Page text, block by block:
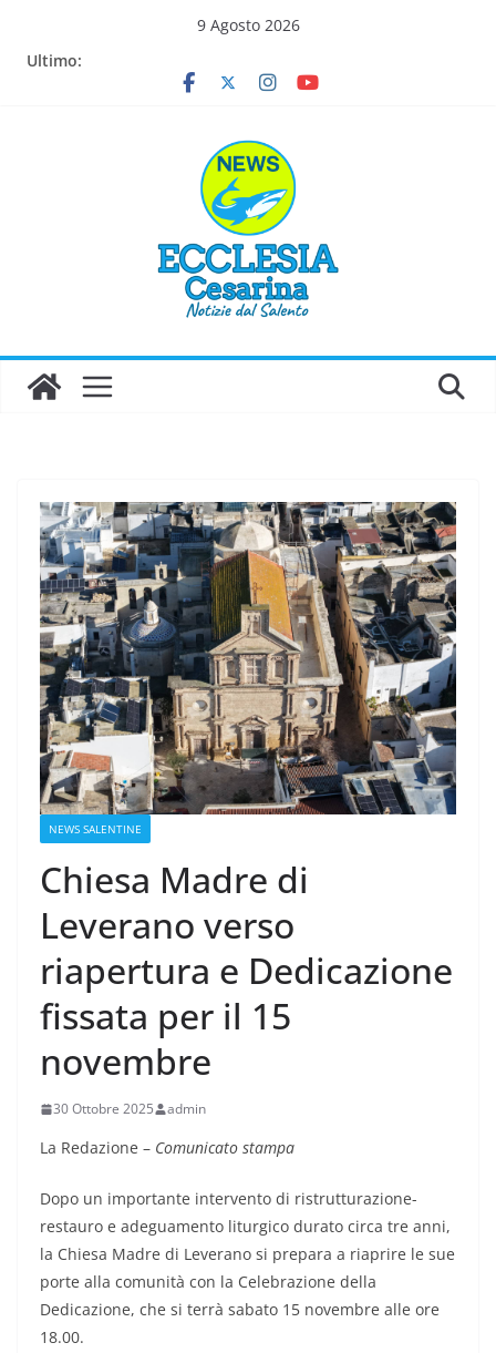
9 Agosto 2026
Ultimo:
NEWS SALENTINE
Chiesa Madre di
Leverano verso
riapertura e Dedicazione
fissata per il 15
novembre
30 Ottobre 2025 admin
La Redazione – Comunicato stampa
Dopo un importante intervento di ristrutturazione-
restauro e adeguamento liturgico durato circa tre anni,
la Chiesa Madre di Leverano si prepara a riaprire le sue
porte alla comunità con la Celebrazione della
Dedicazione, che si terrà sabato 15 novembre alle ore
18.00.